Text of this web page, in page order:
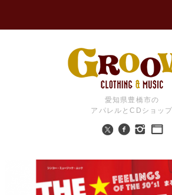
愛知県豊橋市の
アパレルとCDショップ